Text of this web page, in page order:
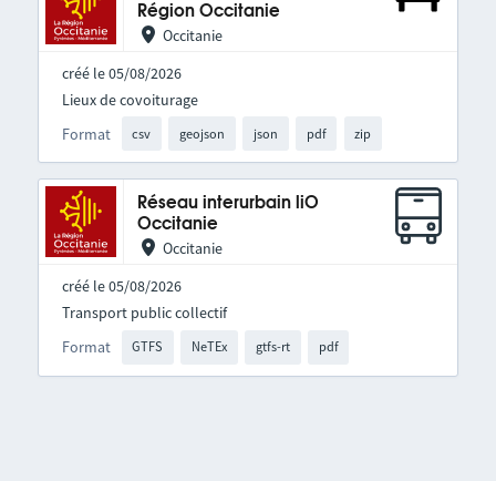
Région Occitanie
Occitanie
créé le 05/08/2026
Format csv geojson json pdf zip
Lieux de covoiturage
Réseau interurbain liO
Occitanie
Occitanie
créé le 05/08/2026
Format GTFS NeTEx gtfs-rt pdf
Transport public collectif